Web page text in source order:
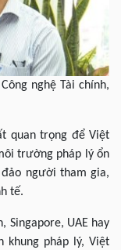
nghệ Tài chính,
quan trọng để Việt
trường pháp lý ổn
người tham gia,
tế.
Singapore, UAE hay
khung pháp lý, Việt